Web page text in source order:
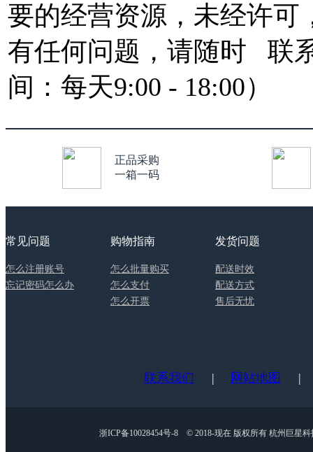
要的经营资源，未经许可
有任何问题，请随时
联
间：每天9:00 - 18:00）
正品采购
一箱一码
常见问题
怎么注册账号
忘记密码怎么办
购物指南
怎么批量购买
怎么支付
怎么开票
发货问题
配送时效
配送方式
售后无忧
联系我们 | 网站地图 |
浙ICP备10028454号-8 © 2018-现在 版权所有 杭州巨星